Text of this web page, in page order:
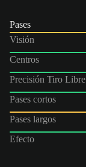
Pases
Visión
Centros
Precisión Tiro Libre
Pases cortos
Pases largos
Efecto